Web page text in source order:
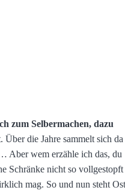
zum Selbermachen, dazu
die Jahre sammelt sich
Aber wem erzähle ich das, du
Schränke nicht so vollgestopft
mag. So und nun steht